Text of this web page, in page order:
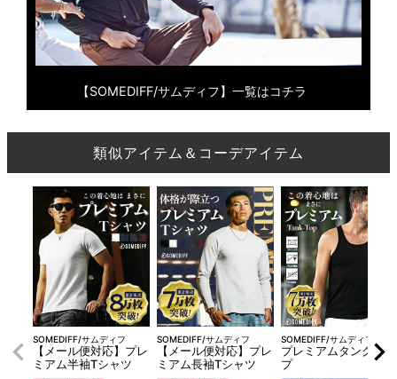
【SOMEDIFF/サムディフ】一覧はコチラ
類似アイテム＆コーデアイテム
SOMEDIFF/サムディフ
【メール便対応】プレ
ミアム半袖Tシャツ
SOMEDIFF/サムディフ
【メール便対応】プレ
ミアム長袖Tシャツ
SOMEDIFF/サムディフ
プレミアムタンクトッ
プ